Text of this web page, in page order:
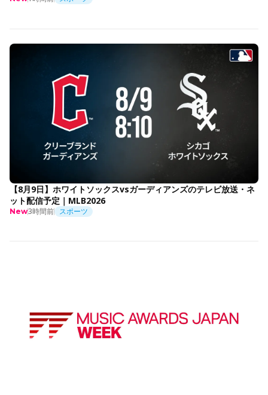
【8月9日】ホワイトソックスvsガーディアンズのテレビ放送・ネ
ット配信予定｜MLB2026
New3時間前 スポーツ